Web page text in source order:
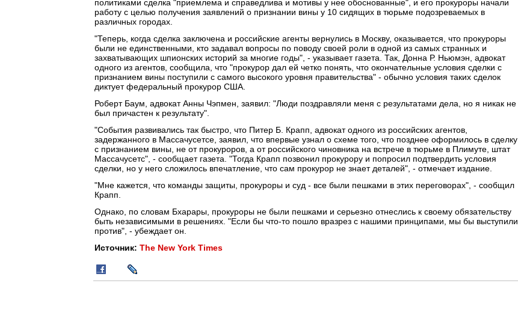
политиками сделка "приемлема и справедлива и мотивы у нее обоснованные", и его прокуроры начали
работу с целью получения заявлений о признании вины у 10 сидящих в тюрьме подозреваемых в
различных городах.
"Теперь, когда сделка заключена и российские агенты вернулись в Москву, оказывается, что прокуроры
были не единственными, кто задавал вопросы по поводу своей роли в одной из самых странных и
захватывающих шпионских историй за многие годы", - указывает газета. Так, Донна Р. Ньюмэн, адвокат
одного из агентов, сообщила, что "прокурор дал ей четко понять, что окончательные условия сделки с
признанием вины поступили с самого высокого уровня правительства" - обычно условия таких сделок
диктует федеральный прокурор США.
Роберт Баум, адвокат Анны Чэпмен, заявил: "Люди поздравляли меня с результатами дела, но я никак не
был причастен к результату".
"События развивались так быстро, что Питер Б. Крапп, адвокат одного из российских агентов,
задержанного в Массачусетсе, заявил, что впервые узнал о схеме того, что позднее оформилось в сделку
с признанием вины, не от прокуроров, а от российского чиновника на встрече в тюрьме в Плимуте, штат
Массачусетс", - сообщает газета. "Тогда Крапп позвонил прокурору и попросил подтвердить условия
сделки, но у него сложилось впечатление, что сам прокурор не знает деталей", - отмечает издание.
"Мне кажется, что команды защиты, прокуроры и суд - все были пешками в этих переговорах", - сообщил
Крапп.
Однако, по словам Бхарары, прокуроры не были пешками и серьезно отнеслись к своему обязательству
быть независимыми в решениях. "Если бы что-то пошло вразрез с нашими принципами, мы бы выступили
против", - убеждает он.
Источник: The New York Times